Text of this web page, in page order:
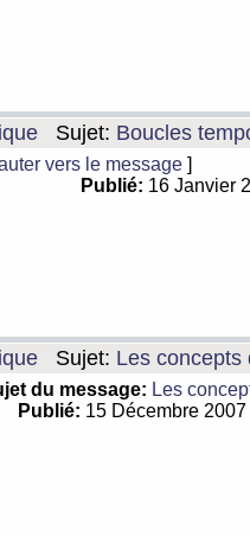
Sujet: Boucles
vers le message ]
Publié: 16 Janvier
Sujet: Les concepts
du message: Les
Publié: 15 Décembre